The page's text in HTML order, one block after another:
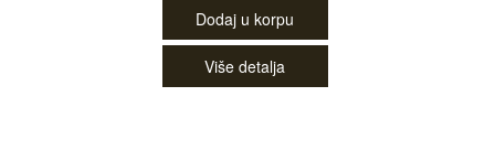
Dodaj u korpu
Više detalja